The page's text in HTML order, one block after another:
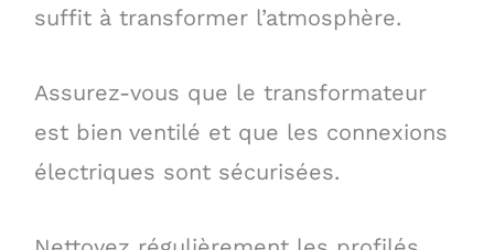
suffit à transformer l’atmosphère.
Assurez-vous que le transformateur
est bien ventilé et que les connexions
électriques sont sécurisées.